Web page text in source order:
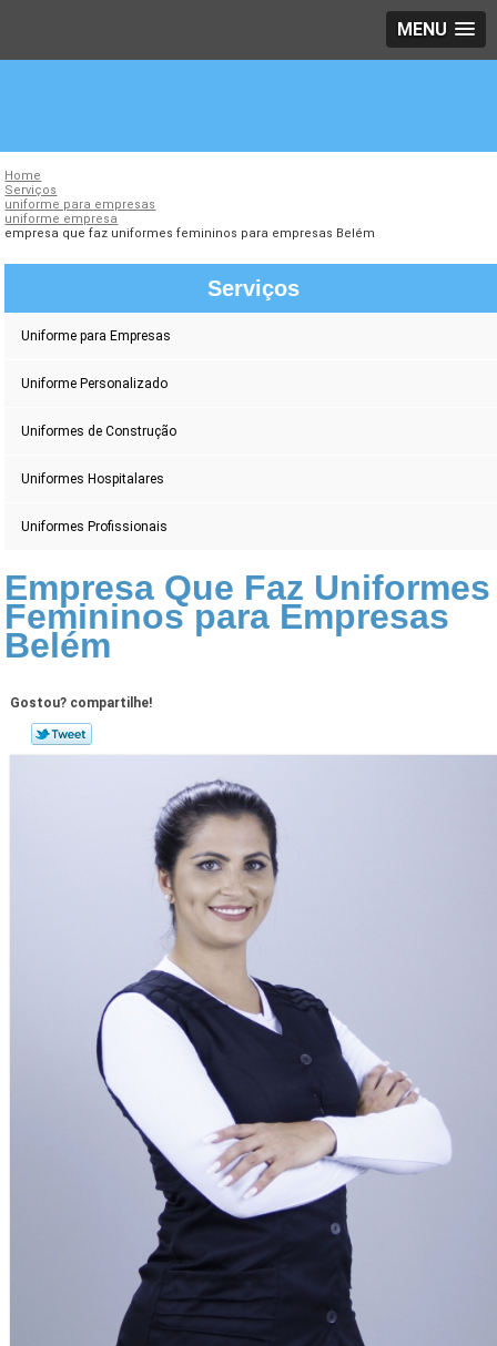
MENU
Home
Serviços
uniforme para empresas
uniforme empresa
empresa que faz uniformes femininos para empresas Belém
Serviços
Uniforme para Empresas
Uniforme Personalizado
Uniformes de Construção
Uniformes Hospitalares
Uniformes Profissionais
Empresa Que Faz Uniformes
Femininos para Empresas
Belém
Gostou? compartilhe!